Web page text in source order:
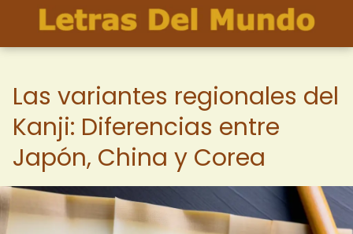
Las variantes regionales del
Kanji: Diferencias entre
Japón, China y Corea